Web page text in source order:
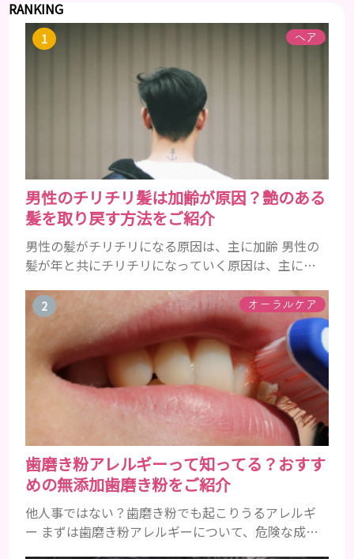
RANKING
ヘア
男性のチリチリ髪は加齢が原因？艶のある
髪を取り戻す方法をご紹介
男性の髪がチリチリになる原因は、主に加齢 男性の
髪が年と共にチリチリになっていく原因は、主に加
にツヤがあった男性も、いつのまにか髪がチリチリ
でペタンとするようになったと感じる人もいるでし
ょう。特に大人の男性としての魅力が出てくる40代
以降の男性に悩んでいる人が多い傾向があります。
髪が生え変わるサイクルは、年齢と共に乱れていき
ます。髪が太くならないま...
オーラルケア
歯磨き粉アレルギーって知ってる？おすす
めの無添加歯磨き粉をご紹介
他人事ではない？歯磨き粉でも起こりうるアレルギ
ー まずは歯磨き粉アレルギーについて、危険な成分